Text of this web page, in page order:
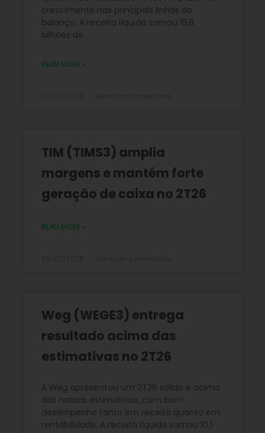
crescimento nas principais linhas do
balanço. A receita líquida somou 15,8
bilhões de
READ MORE »
TIM (TIMS3) amplia
margens e mantém forte
geração de caixa no 2T26
READ MORE »
Weg (WEGE3) entrega
resultado acima das
estimativas no 2T26
A Weg apresentou um 2T26 sólido e acima
das nossas estimativas, com bom
desempenho tanto em receita quanto em
rentabilidade. A receita líquida somou 10,1